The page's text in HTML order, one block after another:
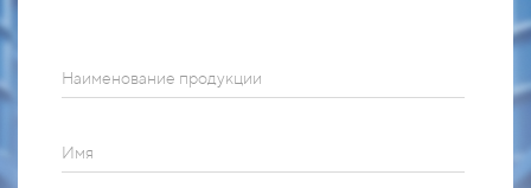
Наименование продукции
Имя